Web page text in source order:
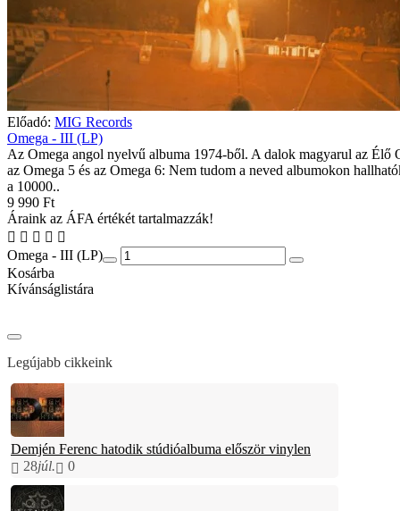
Előadó: MIG Records
Omega - III (LP)
Az Omega angol nyelvű albuma 1974-ből. A dalok magyarul az Élő
az Omega 5 és az Omega 6: Nem tudom a neved albumokon
a 10000..
9 990 Ft
Áraink az ÁFA értékét tartalmazzák!
Omega - III (LP)
Kosárba
Kívánságlistára
Legújabb cikkeink
Demjén Ferenc hatodik stúdióalbuma először vinylen
28júl. 0